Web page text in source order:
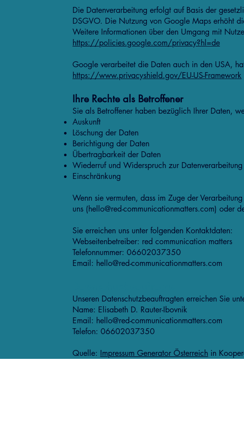
Die Datenverarbeitung erfolgt auf Basis der
DSGVO. Die Nutzung von Google Maps erhöht
Weitere Informationen über den Umgang mit
https://policies.google.com/privacy?hl=de
Google verarbeitet die Daten auch in den USA,
https://www.privacyshield.gov/EU-US-Framework
Ihre Rechte als Betroffener
Sie als Betroffener haben bezüglich Ihrer Daten,
Auskunft
Löschung der Daten
Berichtigung der Daten
Übertragbarkeit der Daten
Wiederruf und Widerspruch zur Datenverarbeitung
Einschränkung
Wenn sie vermuten, dass im Zuge der
uns (hello@red-communicationmatters.com) oder
Sie erreichen uns unter folgenden Kontaktdaten:
Webseitenbetreiber: red communication matters
Telefonnummer: 06602037350
Email: hello@red-communicationmatters.com
Unseren Datenschutzbeauftragten erreichen Sie
Name: Elisabeth D. Rauter-Ibovnik
Email: hello@red-communicationmatters.com
Telefon: 06602037350
Quelle: Impressum Generator Österreich in